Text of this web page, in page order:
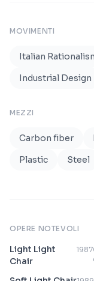
MOVIMENTI
Italian
Industrial Design
MEZZI
Carbon fiber
Plastic
Steel
OPERE NOTEVOLI
Light Light
Chair
1987